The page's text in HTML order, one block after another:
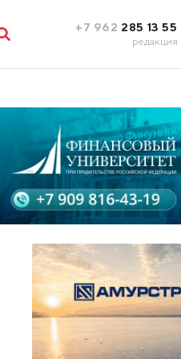
+7 962 285 13 55
редакция